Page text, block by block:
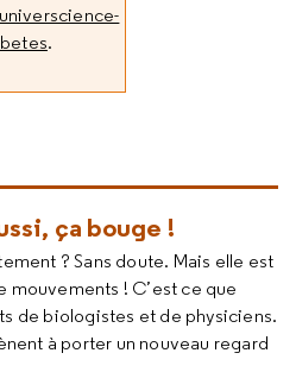
.
ça bouge !
? Sans doute. Mais elle est
mouvements ! C’est ce que
de biologistes et de physiciens.
à porter un nouveau regard